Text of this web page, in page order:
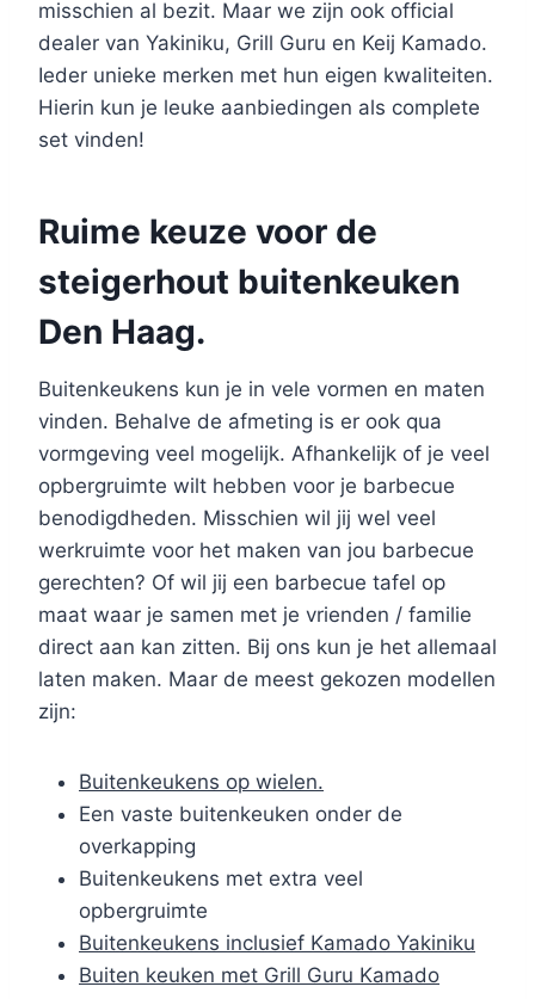
misschien al bezit. Maar we zijn ook official
dealer van Yakiniku, Grill Guru en Keij Kamado.
Ieder unieke merken met hun eigen kwaliteiten.
Hierin kun je leuke aanbiedingen als complete
set vinden!
Ruime keuze voor de
steigerhout buitenkeuken
Den Haag.
Buitenkeukens kun je in vele vormen en maten
vinden. Behalve de afmeting is er ook qua
vormgeving veel mogelijk. Afhankelijk of je veel
opbergruimte wilt hebben voor je barbecue
benodigdheden. Misschien wil jij wel veel
werkruimte voor het maken van jou barbecue
gerechten? Of wil jij een barbecue tafel op
maat waar je samen met je vrienden / familie
direct aan kan zitten. Bij ons kun je het allemaal
laten maken. Maar de meest gekozen modellen
zijn:
Buitenkeukens op wielen.
Een vaste buitenkeuken onder de
overkapping
Buitenkeukens met extra veel
opbergruimte
Buitenkeukens inclusief Kamado Yakiniku
Buiten keuken met Grill Guru Kamado